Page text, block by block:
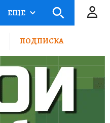
ЕЩЕ
ПОДПИСКА